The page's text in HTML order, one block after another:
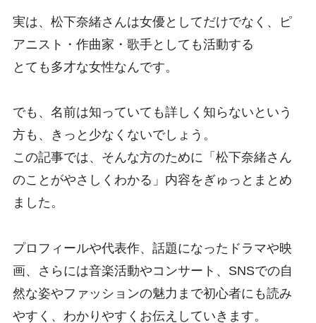
実は、松下奈緒さんは女優としてだけでなく、ピ
アニスト・作曲家・歌手としても活動する
とても多才な女性なんです。
でも、名前は知っていても詳しく知らないという
方も、きっと少なくないでしょう。
この記事では、そんな方のために「松下奈緒さん
のことがやさしくわかる」内容をぎゅっとまとめ
ました。
プロフィールや代表作、話題になったドラマや映
画、さらには音楽活動やコンサート、SNSでの自
然な姿やファッションの魅力まで初心者にも読み
やすく、わかりやすくお伝えしていきます。